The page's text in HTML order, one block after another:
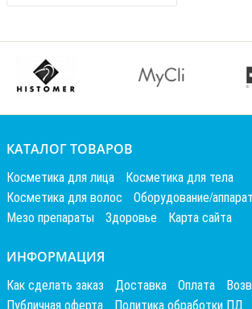
КАТАЛОГ ТОВАРОВ
Косметика для лица
Косметика для тела
Косметика для волос
Оборудование/
Мезо препараты
Здоровье Карта сайта
ИНФОРМАЦИЯ
Как сделать заказ Доставка Оплата
Публичная оферта
Политика обработки ПД